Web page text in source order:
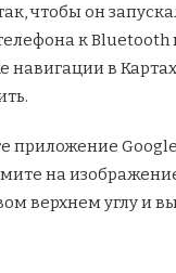
чтобы он
к Bluetooth
навигации в
приложение
на
верхнем углу и